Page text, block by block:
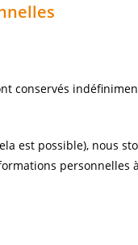
conservés
est possible), nous
personnelles